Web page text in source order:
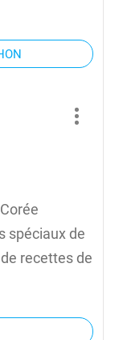
spéciaux de
recettes de